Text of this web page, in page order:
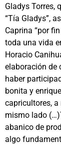
Gladys Torres,
“Tía Gladys”,
Caprina “por
toda una vida
Horacio
elaboración de
haber
bonita y
capricultores, a
mismo lado
abanico de
algo